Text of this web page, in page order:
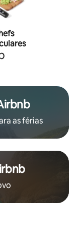
as férias